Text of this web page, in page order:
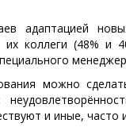
адаптацией
их коллеги (48%
можно
и иные,